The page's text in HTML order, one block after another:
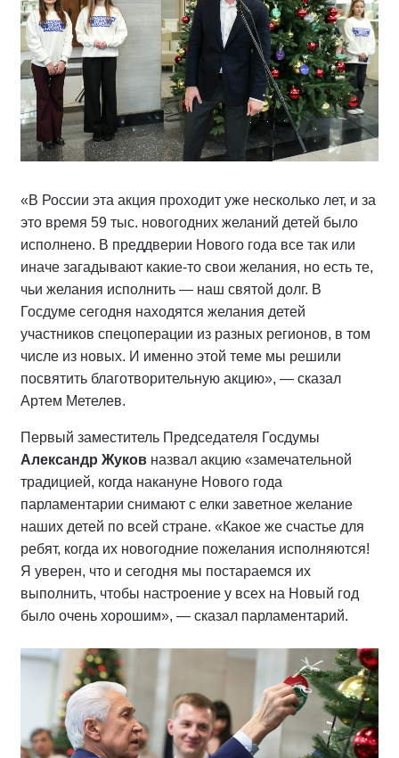
«В России эта акция проходит уже несколько лет, и за
это время 59 тыс. новогодних желаний детей было
исполнено. В преддверии Нового года все так или
иначе загадывают какие‑то свои желания, но есть те,
чьи желания исполнить — наш святой долг. В
Госдуме сегодня находятся желания детей
участников спецоперации из разных регионов, в том
числе из новых. И именно этой теме мы решили
посвятить благотворительную акцию», — сказал
Артем Метелев.
Первый заместитель Председателя Госдумы
Александр Жуков назвал акцию «замечательной
традицией, когда накануне Нового года
парламентарии снимают с елки заветное желание
наших детей по всей стране. «Какое же счастье для
ребят, когда их новогодние пожелания исполняются!
Я уверен, что и сегодня мы постараемся их
выполнить, чтобы настроение у всех на Новый год
было очень хорошим», — сказал парламентарий.